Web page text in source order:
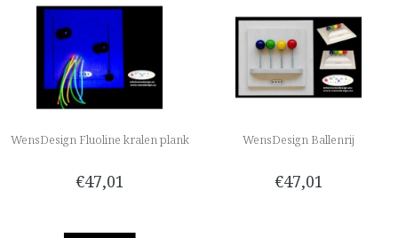
WensDesign Fluoline kralen plank
€47,01
WensDesign Ballenrij
€47,01